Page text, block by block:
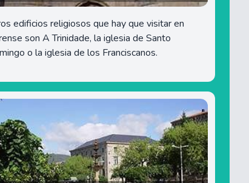
edificios religiosos que hay que visitar en
son A Trinidade, la iglesia de Santo
o la iglesia de los Franciscanos.